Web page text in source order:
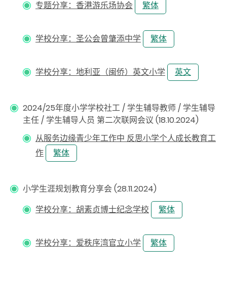
专题分享：香港游乐场协会
繁体
学校分享：圣公会曾肇添中学 繁体
学校分享：地利亚（闽侨）英文小学 英文
2024/25年度小学学校社工 / 学生辅导教师 / 学生辅导
主任 / 学生辅导人员 第二次联网会议 (18.10.2024)
从服务边缘青少年工作中 反思小学个人成长教育工
作
繁体
小学生涯规划教育分享会 (28.11.2024)
学校分享：胡素贞博士纪念学校
繁体
学校分享：爱秩序湾官立小学 繁体